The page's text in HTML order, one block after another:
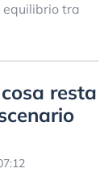
equilibrio tra
resta